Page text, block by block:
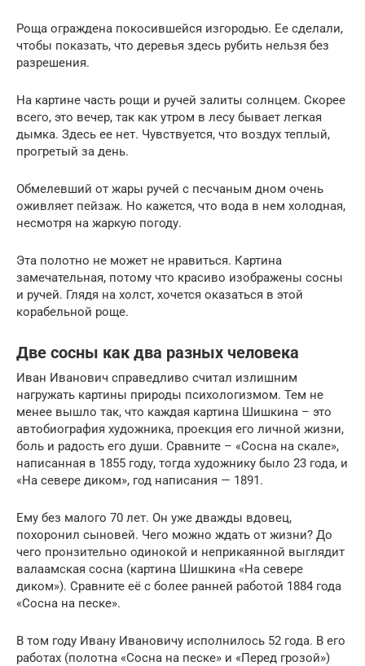
Роща ограждена покосившейся изгородью. Ее сделали,
чтобы показать, что деревья здесь рубить нельзя без
разрешения.
На картине часть рощи и ручей залиты солнцем. Скорее
всего, это вечер, так как утром в лесу бывает легкая
дымка. Здесь ее нет. Чувствуется, что воздух теплый,
прогретый за день.
Обмелевший от жары ручей с песчаным дном очень
оживляет пейзаж. Но кажется, что вода в нем холодная,
несмотря на жаркую погоду.
Эта полотно не может не нравиться. Картина
замечательная, потому что красиво изображены сосны
и ручей. Глядя на холст, хочется оказаться в этой
корабельной роще.
Две сосны как два разных человека
Иван Иванович справедливо считал излишним
нагружать картины природы психологизмом. Тем не
менее вышло так, что каждая картина Шишкина – это
автобиография художника, проекция его личной жизни,
боль и радость его души. Сравните – «Сосна на скале»,
написанная в 1855 году, тогда художнику было 23 года, и
«На севере диком», год написания — 1891.
Ему без малого 70 лет. Он уже дважды вдовец,
похоронил сыновей. Чего можно ждать от жизни? До
чего пронзительно одинокой и неприкаянной выглядит
валаамская сосна (картина Шишкина «На севере
диком»). Сравните её с более ранней работой 1884 года
«Сосна на песке».
В том году Ивану Ивановичу исполнилось 52 года. В его
работах (полотна «Сосна на песке» и «Перед грозой»)